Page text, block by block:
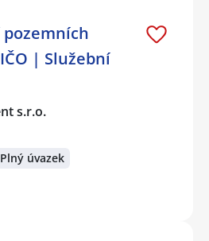
| Služební
s.r.o.
Plný úvazek